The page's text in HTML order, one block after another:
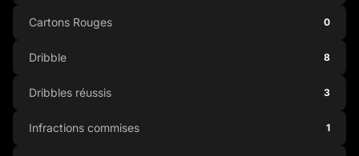
Cartons Rouges 0
Dribble 8
Dribbles réussis 3
Infractions commises 1